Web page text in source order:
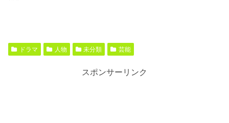
ドラマ 人物 未分類 芸能
スポンサーリンク